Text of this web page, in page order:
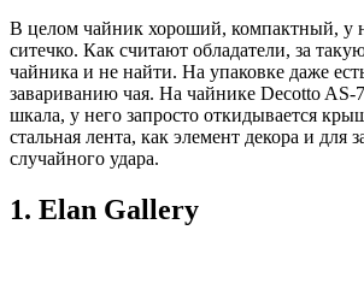
В целом чайник хороший, компактный, у
ситечко. Как считают обладатели, за
чайника и не найти. На упаковке даже
завариванию чая. На чайнике Decotto AS-
шкала, у него запросто откидывается
стальная лента, как элемент декора и для
случайного удара.
1. Elan Gallery